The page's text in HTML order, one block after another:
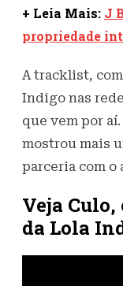
+ Leia Mais: J
propriedade
A tracklist,
Indigo nas
que vem por
mostrou mais
parceria com o
Veja
da Lola